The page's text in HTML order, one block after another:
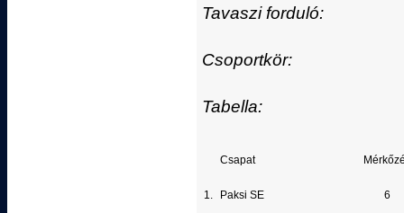
Tavaszi forduló:
Csoportkör:
Tabella:
Csapat
1. Paksi SE 6